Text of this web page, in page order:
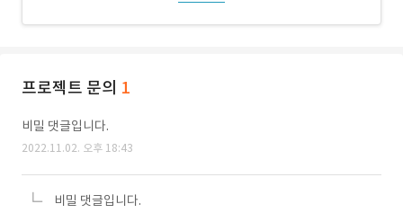
프로젝트 문의 1
비밀 댓글입니다.
2022.11.02. 오후 18:43
비밀 댓글입니다.